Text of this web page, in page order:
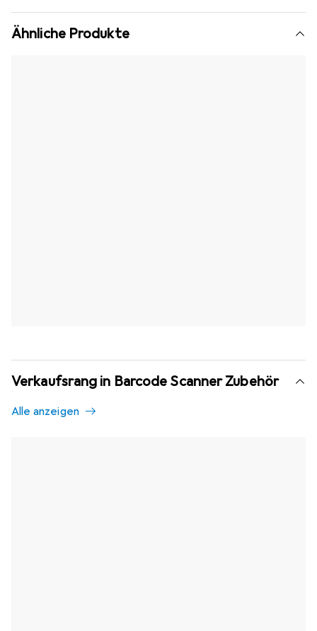
Ähnliche Produkte
Verkaufsrang in Barcode Scanner Zubehör
Alle anzeigen